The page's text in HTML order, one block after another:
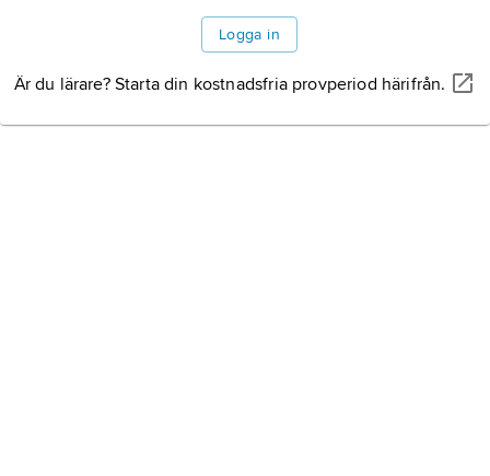
Logga in
Är du lärare? Starta din kostnadsfria provperiod härifrån.